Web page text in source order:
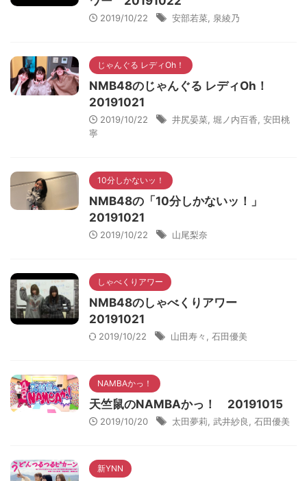
2019/10/22 安部若菜 泉綾乃
じゃんぐる レディOh！
NMB48のじゃんぐる レディOh！
20191021
2019/10/22 井尻晏菜 堀ノ内百香 安田桃
寧
10分しかないッ！
NMB48の「10分しかないッ！」
20191021
2019/10/22 山尾梨奈
しゃべくりアワー
NMB48のしゃべくりアワー
20191021
2019/10/22 山田寿々 石田優美
NAMBAかっ！
天竺鼠のNAMBAかっ！ 20191015
2019/10/20 太田夢莉 武井紗良 石田優美
新YNN